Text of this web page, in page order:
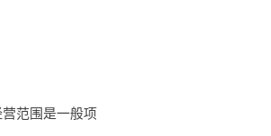
范围是一般项